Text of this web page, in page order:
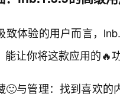
致体验的用户而言，
能让你将这款应用的🔥
🙂与管理：找到喜欢的